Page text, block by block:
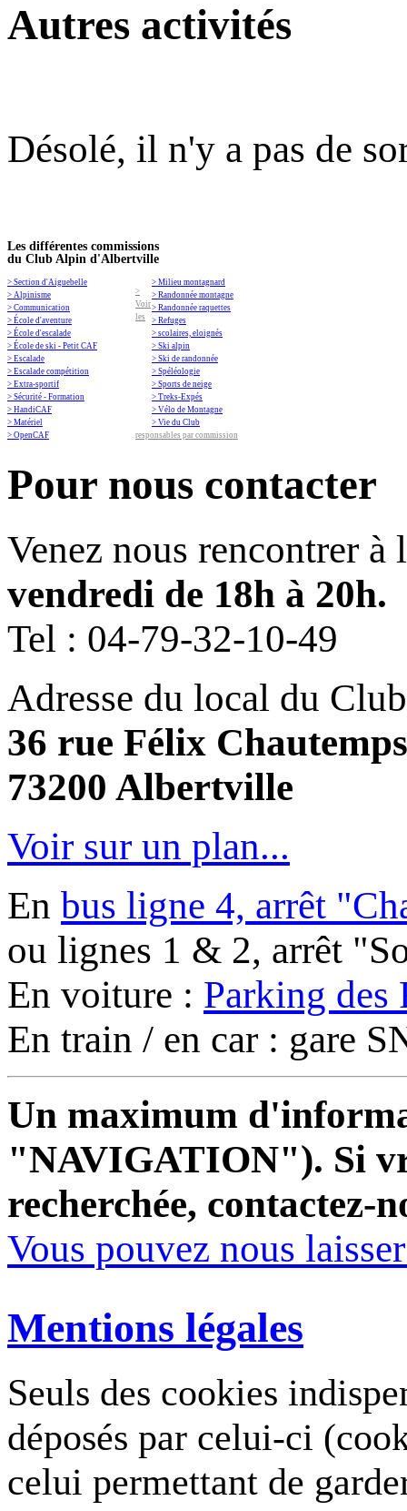
Autres activités
Désolé, il n'y a pas de
Les différentes commissions
du Club Alpin d'Albertville
> Section d'Aiguebelle
> Alpinisme
> Communication
> École d'aventure
> École d'escalade
> École de ski - Petit CAF
> Escalade
> Escalade compétition
> Extra-sportif
> Sécurité - Formation
> HandiCAF
> Matériel
> OpenCAF
> Milieu montagnard
> Randonnée montagne
> Randonnée raquettes
> Refuges
> scolaires, eloignés
> Ski alpin
> Ski de randonnée
> Spéléologie
> Sports de neige
> Treks-Expés
> Vélo de Montagne
> Vie du Club
>
Voir
les
responsables par commission
Pour nous contacter
Venez nous rencontrer à
vendredi de 18h à 20h.
Tel : 04-79-32-10-49
Adresse du local du
36 rue Félix Chautemps
73200 Albertville
Voir sur un plan...
En bus ligne 4, arrêt
ou lignes 1 & 2, arrêt
En voiture : Parking des
En train / en car : gare
Un maximum
"NAVIGATION"). Si
recherchée, contactez-
Vous pouvez nous
Mentions légales
Seuls des cookies
déposés par celui-ci
celui permettant de